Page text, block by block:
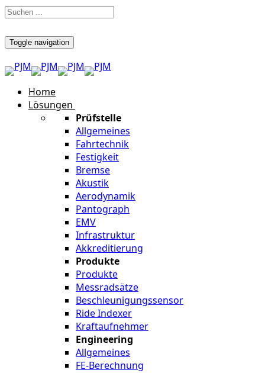
Toggle navigation
Home
Lösungen
Prüfstelle
Allgemeines
Fahrtechnik
Festigkeit
Bremse
Akustik
Aerodynamik
Pantograph
EMV
Infrastruktur
Akkreditierung
Produkte
Produkte
Messradsätze
Beschleunigungssensor
Ride Indexer
Kraftaufnehmer
Engineering
Allgemeines
FE-Berechnung